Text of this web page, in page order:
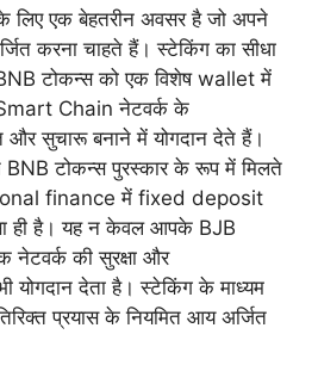
लिए एक बेहतरीन अवसर है जो अपने
करना चाहते हैं। स्टेकिंग का सीधा
टोकन्स को एक विशेष wallet में
Chain नेटवर्क के
और सुचारू बनाने में योगदान देते हैं।
टोकन्स पुरस्कार के रूप में मिलते
finance में fixed deposit
ही है। यह न केवल आपके BJB
नेटवर्क की सुरक्षा और
देता है। स्टेकिंग के माध्यम
प्रयास के नियमित आय अर्जित